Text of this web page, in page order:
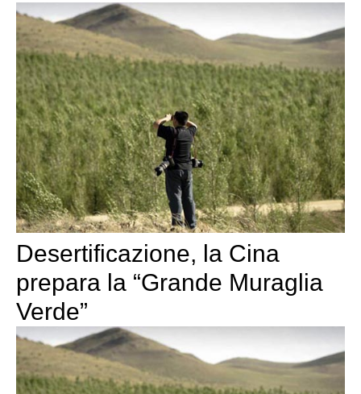
Desertificazione, la Cina
prepara la “Grande Muraglia
Verde”